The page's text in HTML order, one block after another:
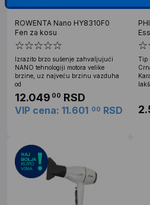
ROWENTA Nano HY8310F0
Fen za kosu
Izrazito brzo sušenje zahvaljujući
NANO tehnologiji motora velike
brzine, uz najveću brzinu vazduha
od
12.049 00 RSD
VIP cena: 11.601 00 RSD
Tip